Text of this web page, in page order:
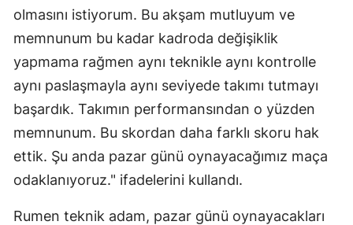
olmasını istiyorum. Bu akşam mutluyum ve
memnunum bu kadar kadroda değişiklik
yapmama rağmen aynı teknikle aynı kontrolle
aynı paslaşmayla aynı seviyede takımı tutmayı
başardık. Takımın performansından o yüzden
memnunum. Bu skordan daha farklı skoru hak
ettik. Şu anda pazar günü oynayacağımız maça
odaklanıyoruz." ifadelerini kullandı.
Rumen teknik adam, pazar günü oynayacakları